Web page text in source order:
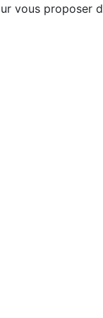
vous proposer